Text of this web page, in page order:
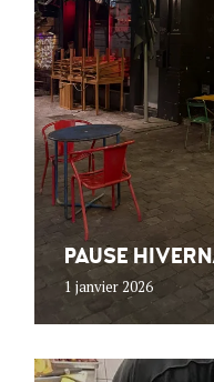
PAUSE
1 janvier 2026